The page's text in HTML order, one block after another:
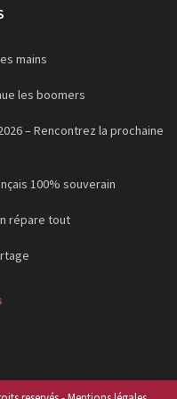
mains
les boomers
– Rencontrez la prochaine
100% souverain
répare tout